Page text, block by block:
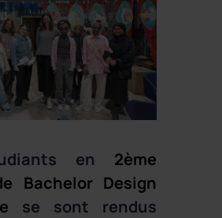
en 2ème
Bachelor Design
se sont rendus